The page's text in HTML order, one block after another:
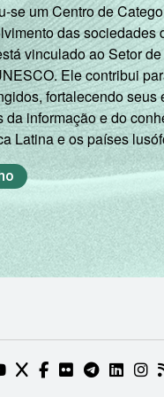
se um Centro de
das sociedades
vinculado ao Setor
Ele contribui
fortalecendo seus
informação e do
Latina e os países
DO NIC.BR
TWITTER DO NIC.BR
FACEBOOK DO
FLICKR DO
TELEGRAM